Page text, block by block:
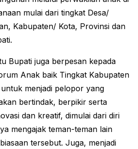
mulai dari tingkat Desa/
Kabupaten/ Kota, Provinsi dan
Bupati juga berpesan kepada
Anak baik Tingkat Kabupaten
menjadi pelopor yang
bertindak, berpikir serta
dan kreatif, dimulai dari diri
mengajak teman-teman lain
tersebut. Juga, menjadi